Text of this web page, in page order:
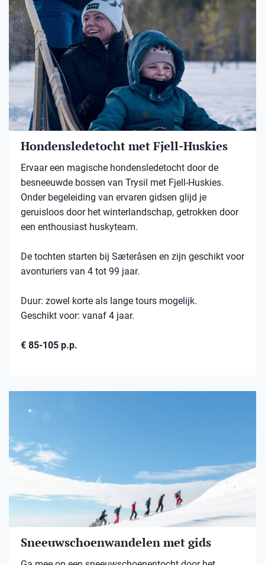
Hondensledetocht met Fjell-Huskies
Ervaar een magische hondensledetocht door de
besneeuwde bossen van Trysil met Fjell-Huskies.
Onder begeleiding van ervaren gidsen glijd je
geruisloos door het winterlandschap, getrokken door
een enthousiast huskyteam.
De tochten starten bij Sæteråsen en zijn geschikt voor
avonturiers van 4 tot 99 jaar.
Duur: zowel korte als lange tours mogelijk.
Geschikt voor: vanaf 4 jaar.
€ 85-105 p.p.
Sneeuwschoenwandelen met gids